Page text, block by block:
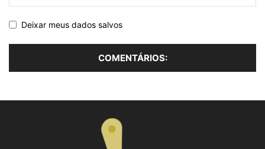
Deixar meus dados salvos